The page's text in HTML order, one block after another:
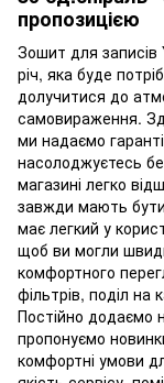
Дитячі книги
Картон
Професійні
Шнурки для
Дитячі
пропозицією
Зошит для записів
річ, яка буде
долучитися до
самовираження.
ми надаємо
насолоджуєтесь
магазині легко
завжди мають
має легкий у
щоб ви могли
комфортного
фільтрів, поділ на
Постійно додаємо
пропонуємо
комфортні умови